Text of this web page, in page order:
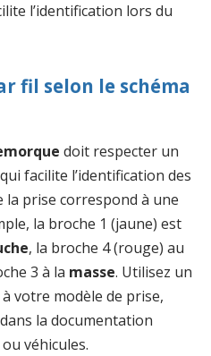
l’identification lors du
fil selon le schéma
doit respecter un
facilite l’identification des
la prise correspond à une
la broche 1 (jaune) est
, la broche 4 (rouge) au
3 à la masse. Utilisez un
votre modèle de prise,
la documentation
véhicules.